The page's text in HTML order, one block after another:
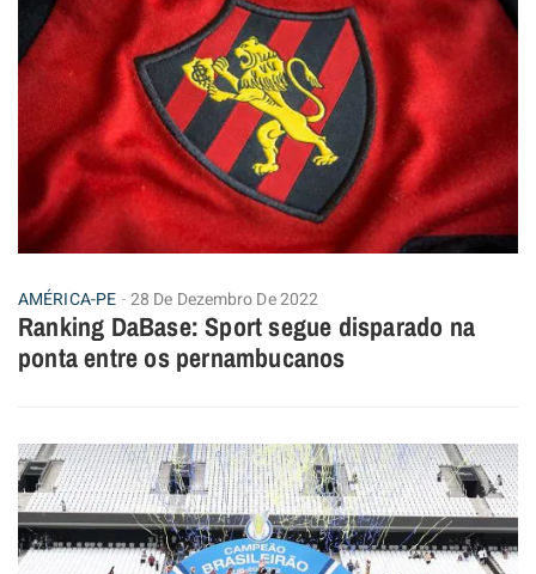
AMÉRICA-PE 28 De Dezembro De 2022
Ranking DaBase: Sport segue disparado na
ponta entre os pernambucanos